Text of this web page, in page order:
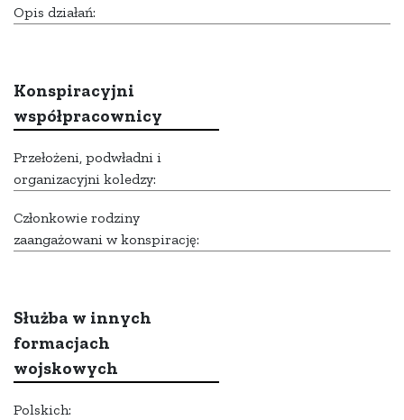
Opis działań:
Konspiracyjni
współpracownicy
Przełożeni, podwładni i
organizacyjni koledzy:
Członkowie rodziny
zaangażowani w konspirację:
Służba w innych
formacjach
wojskowych
Polskich: